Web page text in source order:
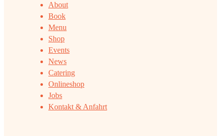
About
Book
Menu
Shop
Events
News
Catering
Onlineshop
Jobs
Kontakt & Anfahrt